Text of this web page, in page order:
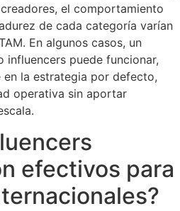
el comportamiento
de cada categoría varían
En algunos casos, un
influencers puede funcionar,
la estrategia por defecto,
operativa sin aportar
efectivos para